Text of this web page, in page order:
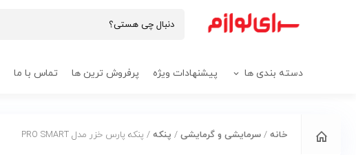
دسته بندی ها پیشنهادات ویژه پرفروش ترین ها تماس با ما
خانه / سرمایشی و گرمایشی / پنکه / پنکه پارس خزر مدل PRO SMART